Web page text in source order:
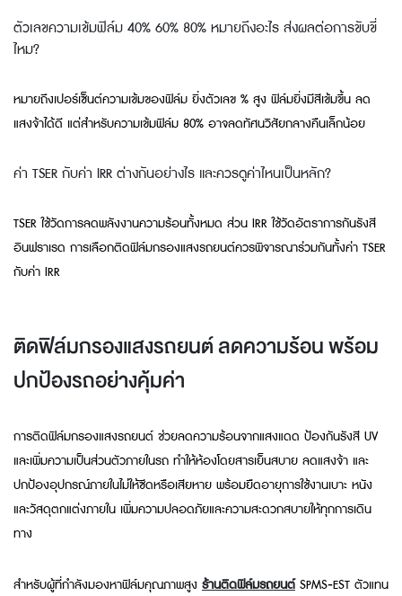
ตัวเลขความเข้มฟิล์ม 40% 60% 80% หมายถึงอะไร ส่งผลต่อการขับขี่
ไหม?
หมายถึงเปอร์เซ็นต์ความเข้มของฟิล์ม ยิ่งตัวเลข % สูง ฟิล์มยิ่งมีสีเข้มขึ้น ลด
แสงจ้าได้ดี แต่สำหรับความเข้มฟิล์ม 80% อาจลดทัศนวิสัยกลางคืนเล็กน้อย
ค่า TSER กับค่า IRR ต่างกันอย่างไร และควรดูค่าไหนเป็นหลัก?
TSER ใช้วัดการลดพลังงานความร้อนทั้งหมด ส่วน IRR ใช้วัดอัตราการกันรังสี
อินฟราเรด การเลือกติดฟิล์มกรองแสงรถยนต์ควรพิจารณาร่วมกันทั้งค่า TSER
กับค่า IRR
ติดฟิล์มกรองแสงรถยนต์ ลดความร้อน พร้อม
ปกป้องรถอย่างคุ้มค่า
การติดฟิล์มกรองแสงรถยนต์ ช่วยลดความร้อนจากแสงแดด ป้องกันรังสี UV
และเพิ่มความเป็นส่วนตัวภายในรถ ทำให้ห้องโดยสารเย็นสบาย ลดแสงจ้า และ
ปกป้องอุปกรณ์ภายในไม่ให้ซีดหรือเสียหาย พร้อมยืดอายุการใช้งานเบาะ หนัง
และวัสดุตกแต่งภายใน เพิ่มความปลอดภัยและความสะดวกสบายให้ทุกการเดิน
ทาง
สำหรับผู้ที่กำลังมองหาฟิล์มคุณภาพสูง ร้านติดฟิล์มรถยนต์SPMS‑EST ตัวแทน